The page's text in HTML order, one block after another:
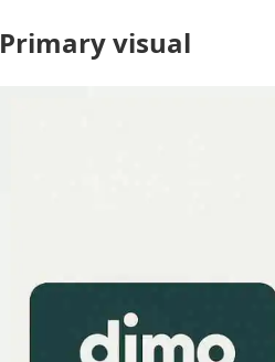
Primary visual